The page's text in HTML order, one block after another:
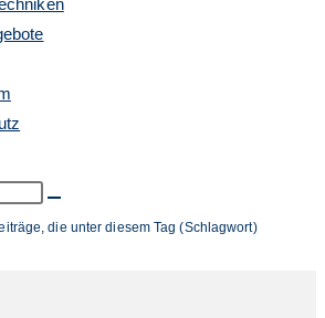
die unter diesem Tag (Schlagwort)